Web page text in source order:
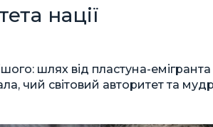
нації
шлях від пластуна-
чий світовий авторитет та